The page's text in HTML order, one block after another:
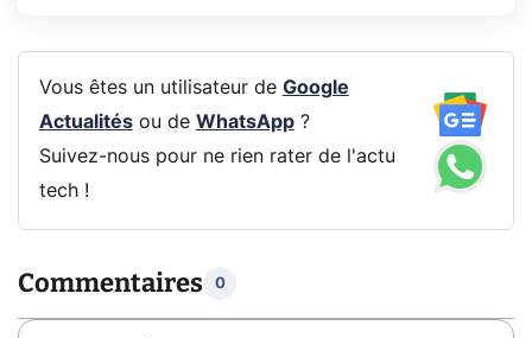
Vous êtes un utilisateur de Google
Actualitésou de WhatsApp?
Suivez-nous pour ne rien rater de l'actu
tech !
Commentaires 0